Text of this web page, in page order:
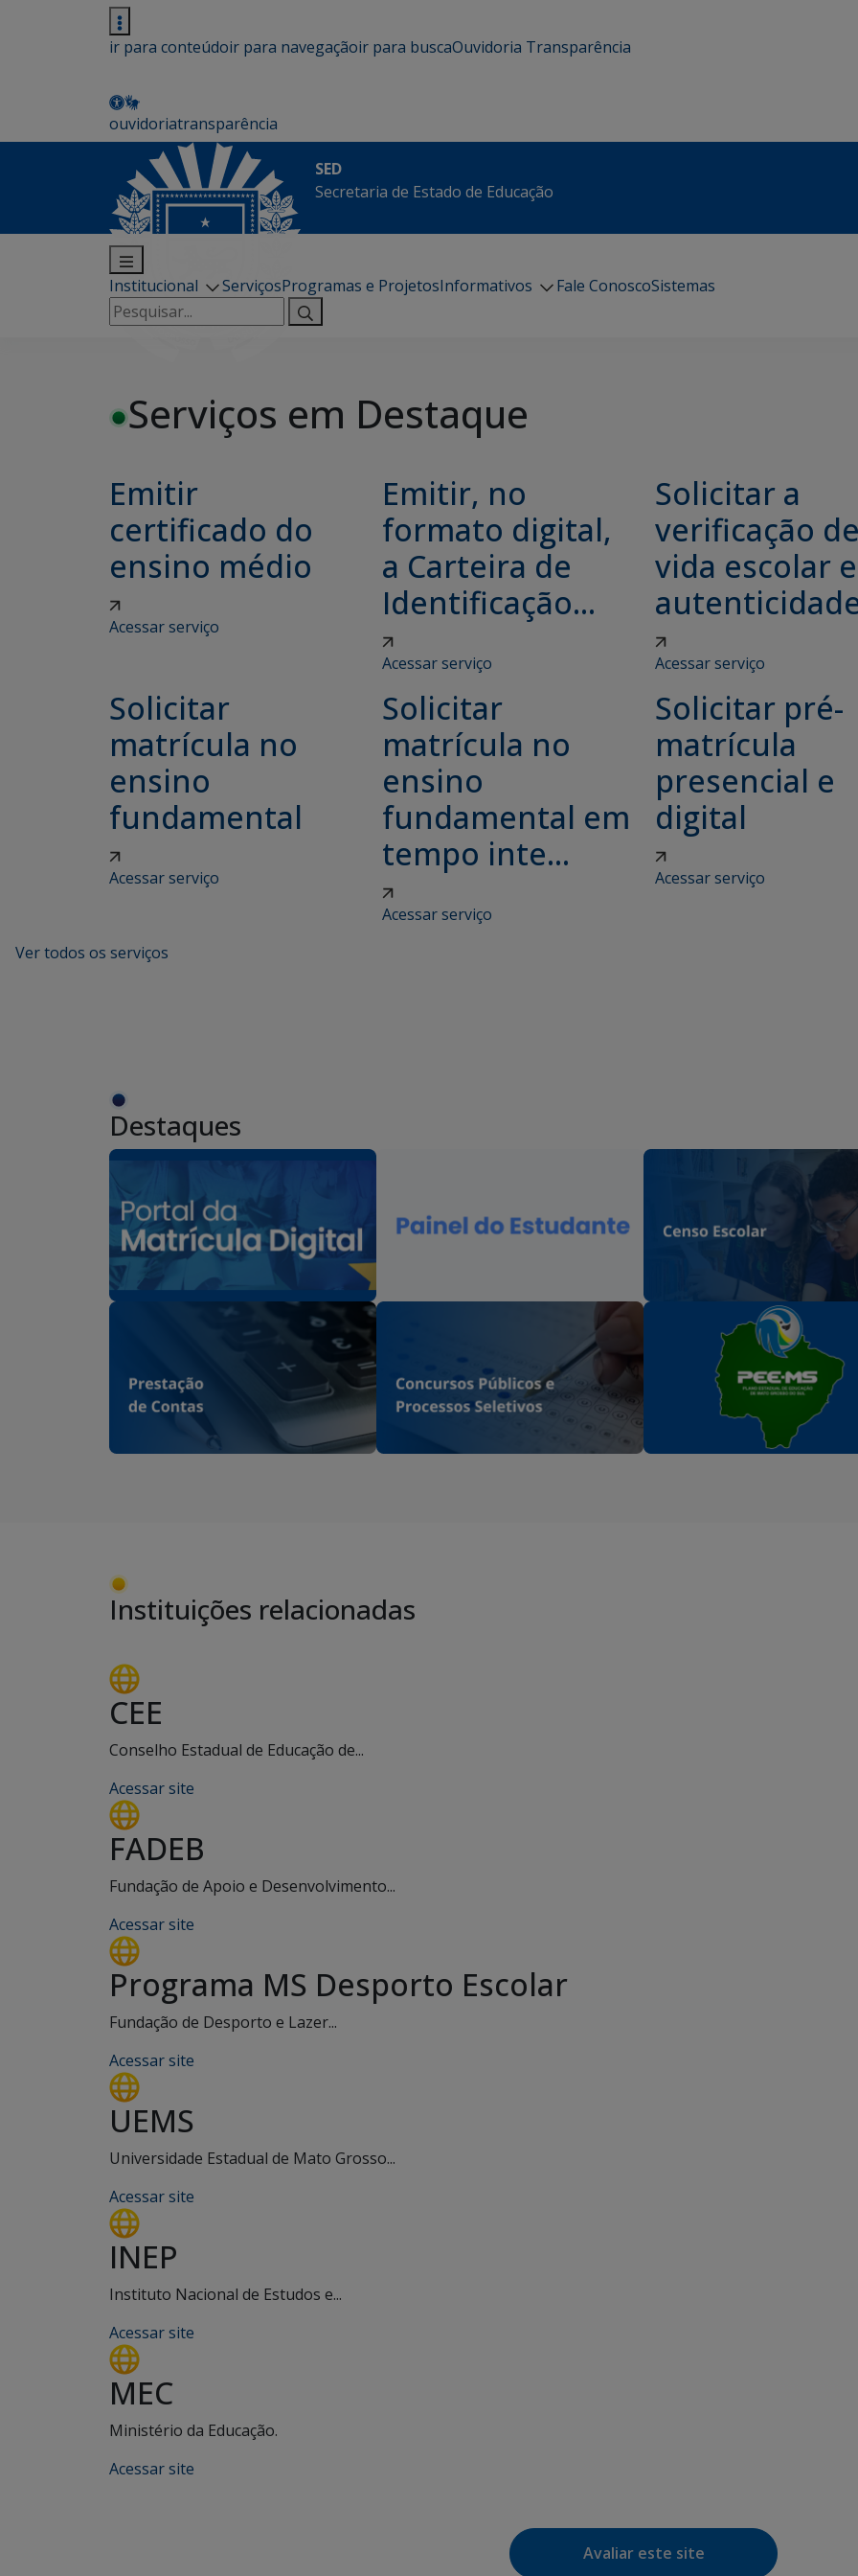
ir para conteúdoir para navegaçãoir para buscaOuvidoria Transparência
ouvidoriatransparência
SED
Secretaria de Estado de Educação
Institucional ServiçosProgramas e ProjetosInformativos Fale ConoscoSistemas
Pesquisar
por:
Serviços em Destaque
Emitir
certificado do
ensino médio
Acessar serviço
Emitir, no
formato digital,
a Carteira de
Identificação...
Acessar serviço
Solicitar a
verificação de
vida escolar e
Acessar serviço
Solicitar
matrícula no
ensino
fundamental
Acessar serviço
Solicitar
matrícula no
ensino
fundamental em
tempo inte...
Acessar serviço
Solicitar pré-
matrícula
presencial e
digital
Acessar serviço
Ver todos os serviços
Destaques
Instituições relacionadas
CEE
Conselho Estadual de Educação de...
Acessar site
FADEB
Fundação de Apoio e Desenvolvimento...
Acessar site
Programa MS Desporto Escolar
Fundação de Desporto e Lazer...
Acessar site
UEMS
Universidade Estadual de Mato Grosso...
Acessar site
INEP
Instituto Nacional de Estudos e...
Acessar site
MEC
Ministério da Educação.
Acessar site
Avaliar este site